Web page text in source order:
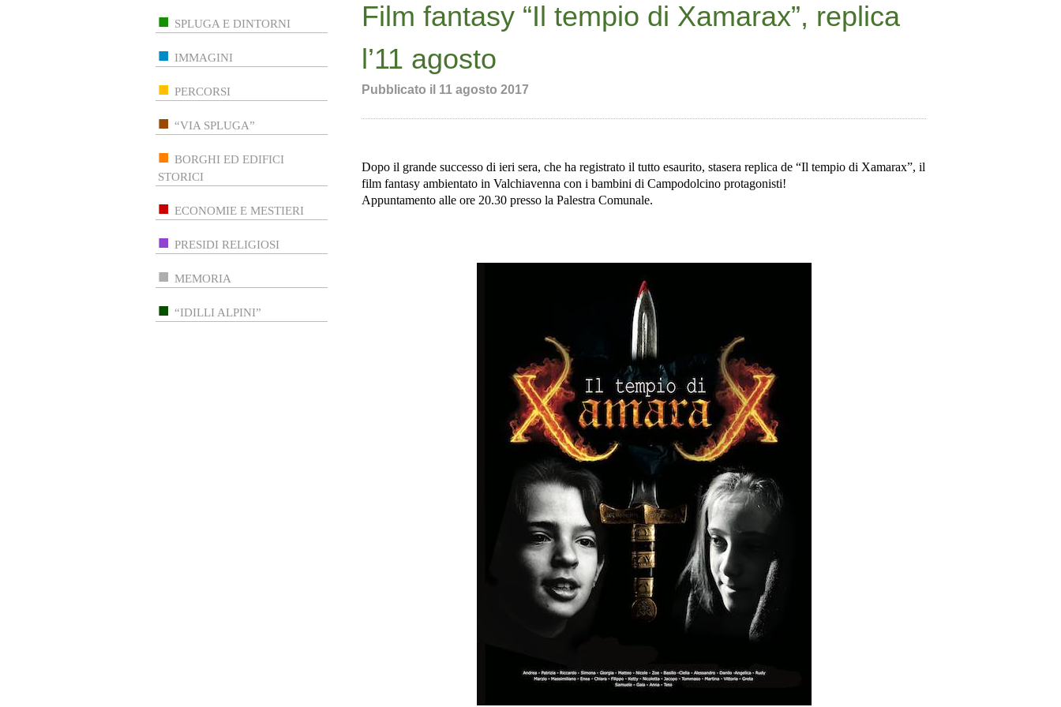
SPLUGA E DINTORNI
IMMAGINI
PERCORSI
“VIA SPLUGA”
BORGHI ED EDIFICI
STORICI
ECONOMIE E MESTIERI
PRESIDI RELIGIOSI
MEMORIA
“IDILLI ALPINI”
Film fantasy “Il tempio di Xamarax”, replica
l’11 agosto
Pubblicato il 11 agosto 2017
Dopo il grande successo di ieri sera, che ha registrato il tutto esaurito, stasera replica de “Il tempio di Xamarax”, il
film fantasy ambientato in Valchiavenna con i bambini di Campodolcino protagonisti!
Appuntamento alle ore 20.30 presso la Palestra Comunale.